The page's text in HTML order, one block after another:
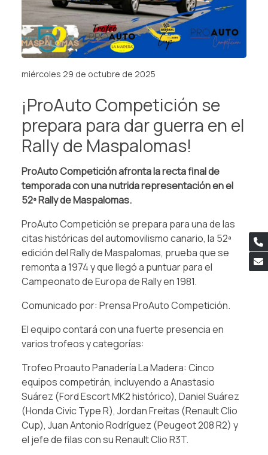
miércoles 29 de octubre de 2025
¡ProAuto Competición se
prepara para dar guerra en el
Rally de Maspalomas!
ProAuto Competición afronta la recta final de
temporada con una nutrida representación en el
52º Rally de Maspalomas.
ProAuto Competición se prepara para una de las
citas históricas del automovilismo canario, la 52ª
edición del Rally de Maspalomas, prueba que se
remonta a 1974 y que llegó a puntuar para el
Campeonato de Europa de Rally en 1981.
Comunicado por: Prensa ProAuto Competición.
El equipo contará con una fuerte presencia en
varios trofeos y categorías:
Trofeo Proauto Panadería La Madera: Cinco
equipos competirán, incluyendo a Anastasio
Suárez (Ford Escort MK2 histórico), Daniel Suárez
(Honda Civic Type R), Jordan Freitas (Renault Clio
Cup), Juan Antonio Rodríguez (Peugeot 208 R2) y
el jefe de filas con su Renault Clio R3T.